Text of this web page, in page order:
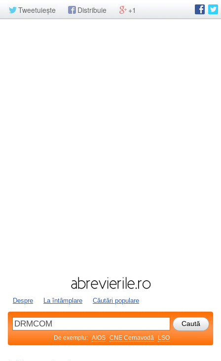
Tweetuiește Distribuie +1
Despre La întâmplare Căutări populare
De exemplu: AIOS CNE Cernavodă LSO